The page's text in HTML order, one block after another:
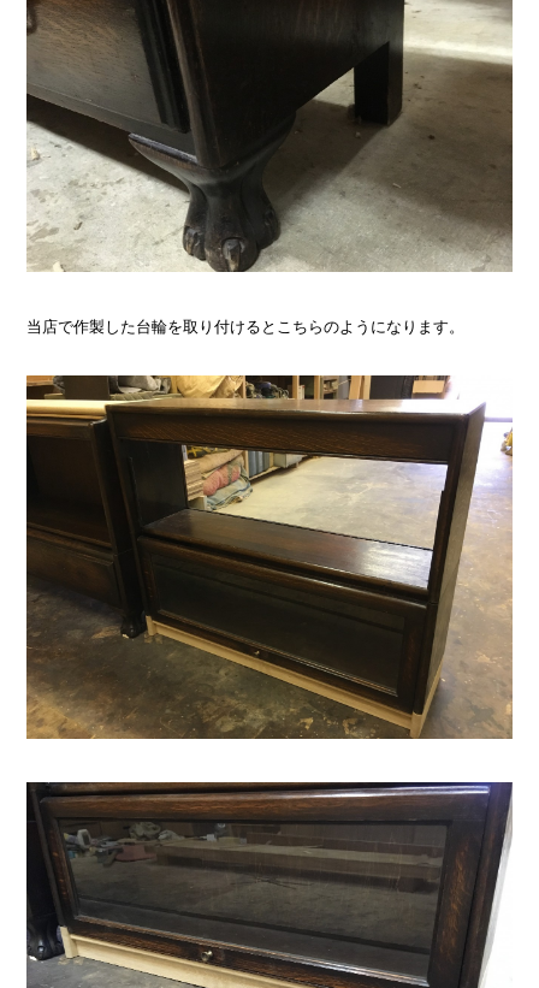
当店で作製した台輪を取り付けるとこちらのようになります。